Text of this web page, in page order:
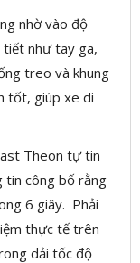
nhờ vào độ
tiết như tay ga,
treo và khung
tốt, giúp xe di
Theon tự tin
tin công bố rằng
6 giây. Phải
thực tế trên
dải tốc độ